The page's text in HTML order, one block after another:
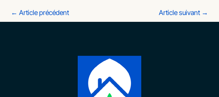
← Article précédent Article suivant →